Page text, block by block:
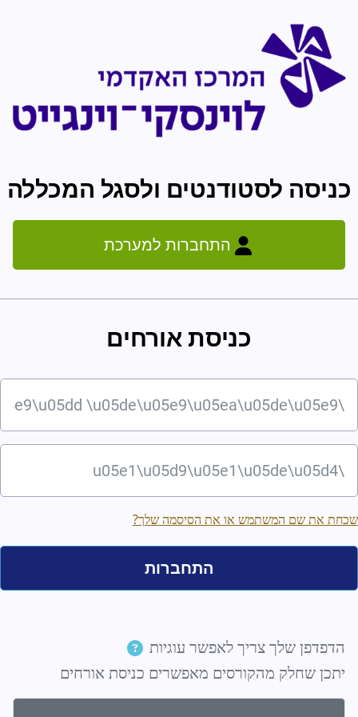
כניסה לסטודנטים ולסגל המכללה
התחברות למערכת
כניסת אורחים
שם משתמש
סיסמה
שכחת את שם המשתמש או את הסיסמה שלך?
התחברות
הדפדפן שלך צריך לאפשר עוגיות
יתכן שחלק מהקורסים מאפשרים כניסת אורחים